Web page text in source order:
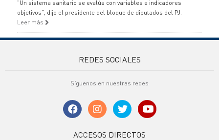
"Un sistema sanitario se evalúa con variables e indicadores
objetivos", dijo el presidente del bloque de diputados del PJ.
Leer más
REDES SOCIALES
Síguenos en nuestras redes
ACCESOS DIRECTOS